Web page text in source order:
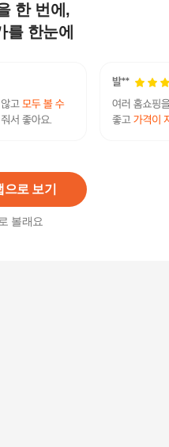
한 번에,
를 한눈에
로 보기
볼래요
크 암막 커튼 골드
면 가리개+라인플라워 레이